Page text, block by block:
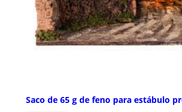
Saco de 65 g de feno para estábulo